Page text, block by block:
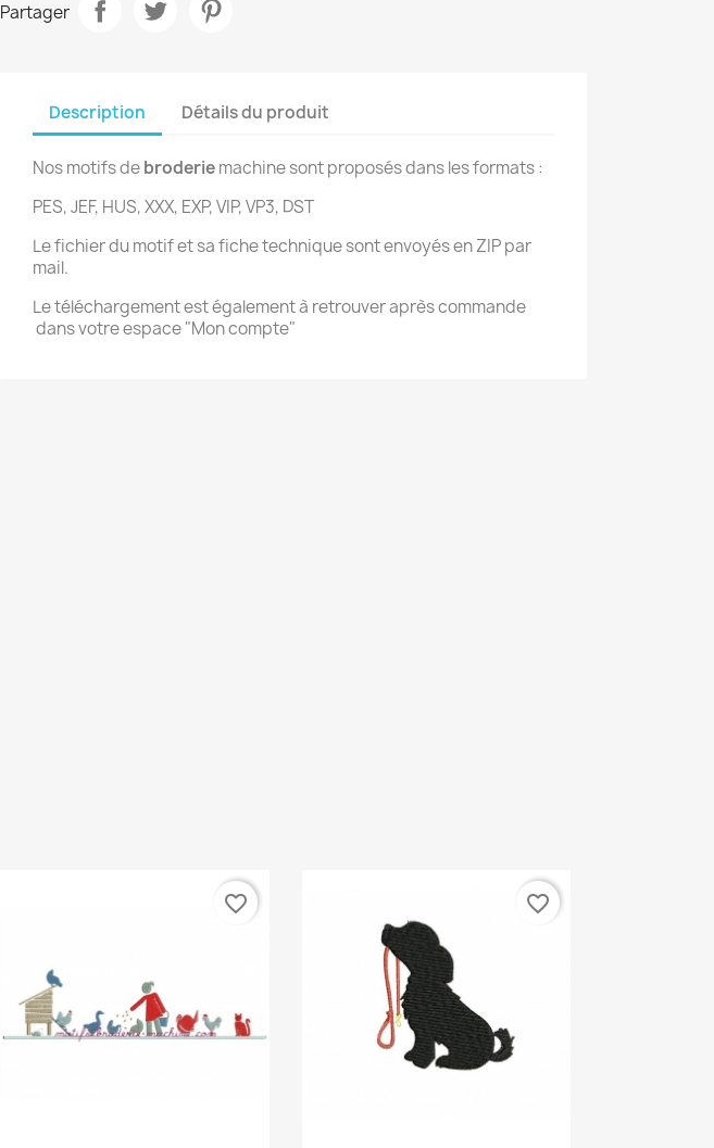
Partager
Description Détails du produit
Nos motifs debroderiemachine sont proposés dans les formats :
PES, JEF, HUS, XXX, EXP, VIP, VP3, DST
Le fichier du motif et sa fiche technique sont envoyés en ZIP par
mail.
Le téléchargement est également à retrouver après commande
dans votre espace "Mon compte"
favorite_border favorite_border